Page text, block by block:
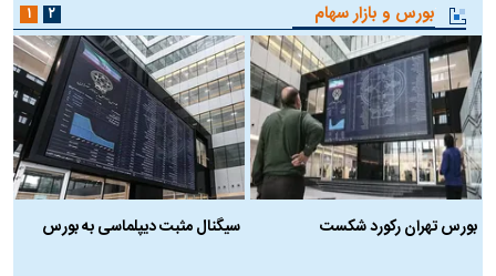
بورس و بازار سهام
بورس تهران رکورد شکست
سیگنال مثبت دیپلماسی به بورس
۱ ۲